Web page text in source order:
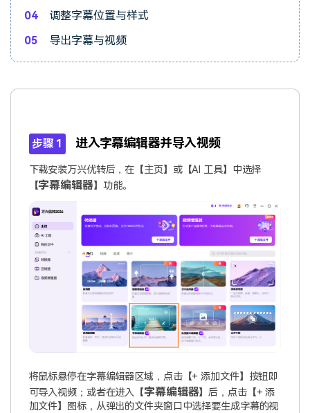
04
调整字幕位置与样式
05
导出字幕与视频
步骤 1 进入字幕编辑器并导入视频
下载安装万兴优转后，在【主页】或【AI 工具】中选择
【字幕编辑器】功能。
将鼠标悬停在字幕编辑器区域，点击【+ 添加文件】按钮即
可导入视频；或者在进入【字幕编辑器】后，点击【+ 添
加文件】图标，从弹出的文件夹窗口中选择要生成字幕的视